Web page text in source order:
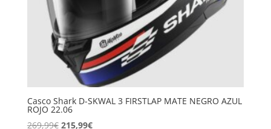
Casco Shark D-SKWAL 3 FIRSTLAP MATE NEGRO AZUL
ROJO 22.06
269,99€ El
215,99€El